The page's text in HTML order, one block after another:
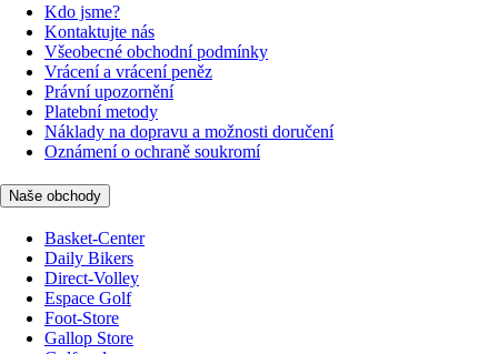
Kdo jsme?
Kontaktujte nás
Všeobecné obchodní podmínky
Vrácení a vrácení peněz
Právní upozornění
Platební metody
Náklady na dopravu a možnosti doručení
Oznámení o ochraně soukromí
Naše obchody
Basket-Center
Daily Bikers
Direct-Volley
Espace Golf
Foot-Store
Gallop Store